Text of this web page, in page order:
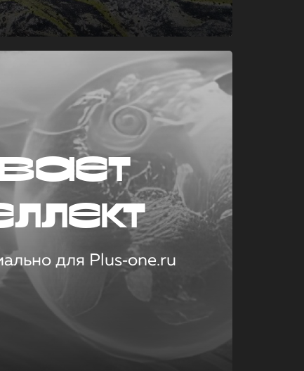
для Plus‑one.ru